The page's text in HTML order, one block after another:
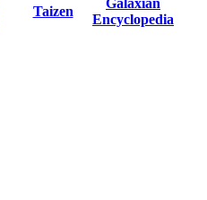
Taizen
Galaxian
Encyclopedia